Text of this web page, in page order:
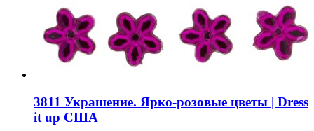
3811 Украшение. Ярко-розовые цветы | Dress
it up США